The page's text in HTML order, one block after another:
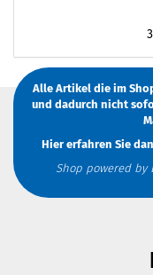
Alle Artikel die im
und dadurch nicht
Hier erfahren Sie
Shop powered by